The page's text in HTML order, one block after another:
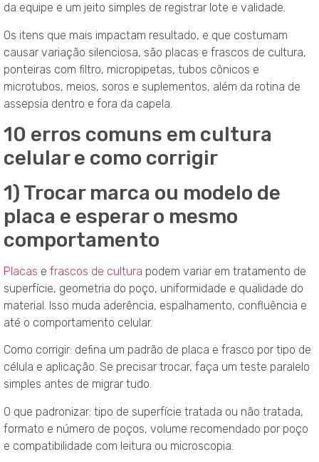
da equipe e um jeito simples de registrar lote e validade.
Os itens que mais impactam resultado, e que costumam
causar variação silenciosa, são placas e frascos de cultura,
ponteiras com filtro, micropipetas, tubos cônicos e
microtubos, meios, soros e suplementos, além da rotina de
assepsia dentro e fora da capela.
10 erros comuns em cultura
celular e como corrigir
1) Trocar marca ou modelo de
placa e esperar o mesmo
comportamento
Placas e frascos de cultura podem variar em tratamento de
superfície, geometria do poço, uniformidade e qualidade do
material. Isso muda aderência, espalhamento, confluência e
até o comportamento celular.
Como corrigir: defina um padrão de placa e frasco por tipo de
célula e aplicação. Se precisar trocar, faça um teste paralelo
simples antes de migrar tudo.
O que padronizar: tipo de superfície tratada ou não tratada,
formato e número de poços, volume recomendado por poço
e compatibilidade com leitura ou microscopia.